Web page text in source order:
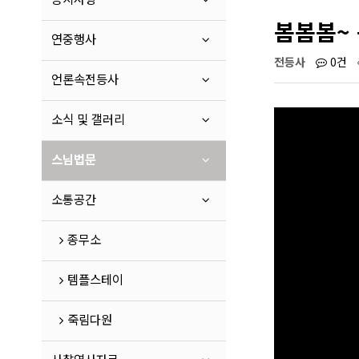
연중행사
언론속전등사
소식 및 갤러리
스님법문
소통공간
종무소
템플스테이
죽림다원
봄봄봄~
전등사 0건